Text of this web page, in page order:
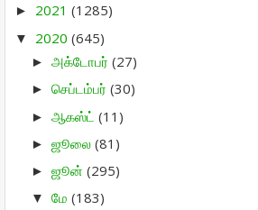
► 2021 (1285)
▼ 2020 (645)
► அக்டோபர் (27)
► செப்டம்பர் (30)
► ஆகஸ்ட் (11)
► ஜூலை (81)
► ஜூன் (295)
▼ மே (183)